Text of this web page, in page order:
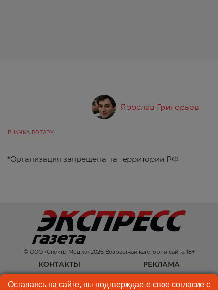
Ярослав Григорьев
ВНУЧКА РОТАРУ
*Организация запрещена на территории РФ
© ООО «Спектр Медиа» 2026 Возрастная категория сайта: 18+
КОНТАКТЫ
РЕКЛАМА
КУКИ-ФАЙЛЫ
ПОЛЬЗОВАТЕЛЬСКОЕ
Оставаясь на сайте, вы подтверждаете свое согласие с